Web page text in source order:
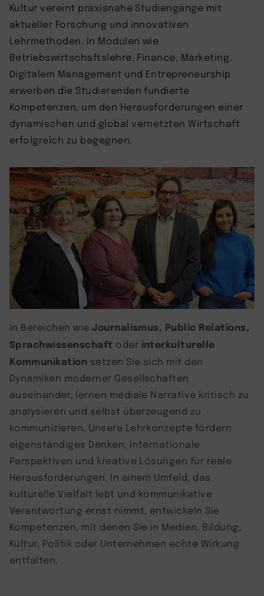
Kultur vereint praxisnahe Studiengänge mit
aktueller Forschung und innovativen
Lehrmethoden. In Modulen wie
Betriebswirtschaftslehre, Finance, Marketing,
Digitalem Management und Entrepreneurship
erwerben die Studierenden fundierte
Kompetenzen, um den Herausforderungen einer
dynamischen und global vernetzten Wirtschaft
erfolgreich zu begegnen.
In Bereichen wie Journalismus, Public Relations,
Sprachwissenschaft oder interkulturelle
Kommunikation setzen Sie sich mit den
Dynamiken moderner Gesellschaften
auseinander, lernen mediale Narrative kritisch zu
analysieren und selbst überzeugend zu
kommunizieren. Unsere Lehrkonzepte fördern
eigenständiges Denken, internationale
Perspektiven und kreative Lösungen für reale
Herausforderungen. In einem Umfeld, das
kulturelle Vielfalt lebt und kommunikative
Verantwortung ernst nimmt, entwickeln Sie
Kompetenzen, mit denen Sie in Medien, Bildung,
Kultur, Politik oder Unternehmen echte Wirkung
entfalten.